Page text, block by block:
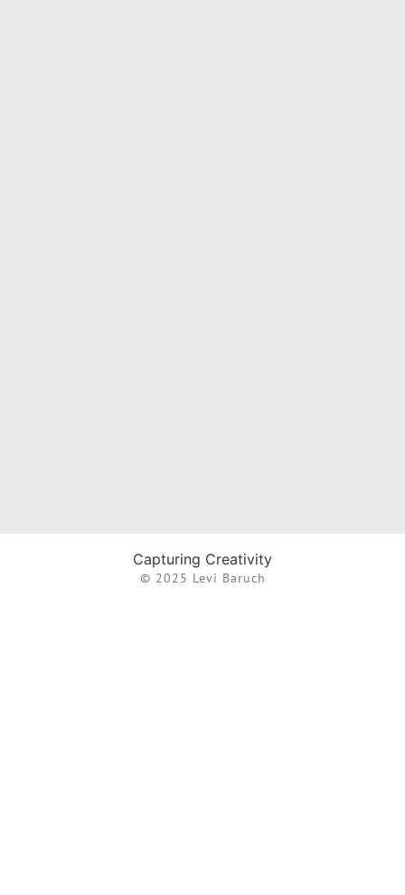
Capturing Creativity
© 2025 Levi Baruch